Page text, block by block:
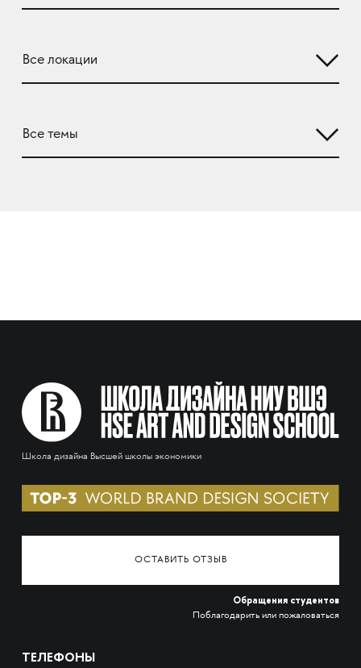
Школа дизайна Высшей школы экономики
ОСТАВИТЬ ОТЗЫВ
Обращения студентов
Поблагодарить или пожаловаться
ТЕЛЕФОНЫ